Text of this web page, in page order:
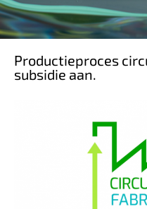
Productieproces
subsidie aan.